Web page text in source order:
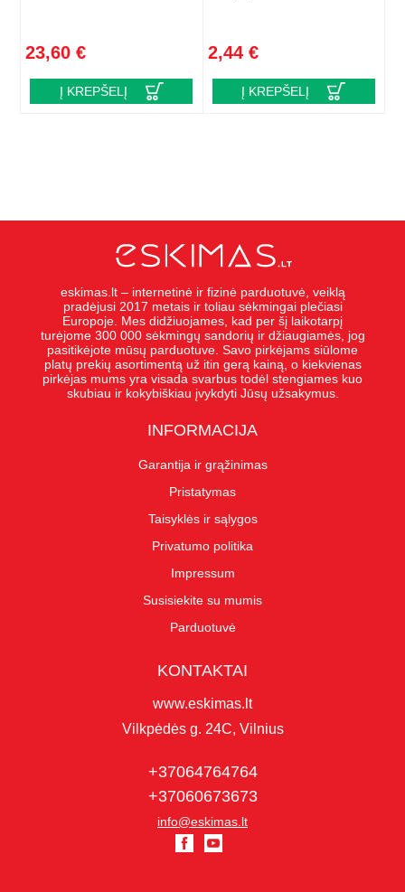
23,60 €
Į KREPŠELĮ
2,44 €
Į KREPŠELĮ
eskimas.lt – internetinė ir fizinė parduotuvė, veiklą
pradėjusi 2017 metais ir toliau sėkmingai plečiasi
Europoje. Mes didžiuojames, kad per šį laikotarpį
turėjome 300 000 sėkmingų sandorių ir džiaugiamės, jog
pasitikėjote mūsų parduotuve. Savo pirkėjams siūlome
platų prekių asortimentą už itin gerą kainą, o kiekvienas
pirkėjas mums yra visada svarbus todėl stengiames kuo
skubiau ir kokybiškiau įvykdyti Jūsų užsakymus.
INFORMACIJA
Garantija ir grąžinimas
Pristatymas
Taisyklės ir sąlygos
Privatumo politika
Impressum
Susisiekite su mumis
Parduotuvė
KONTAKTAI
www.eskimas.lt
Vilkpėdės g. 24C, Vilnius
+37064764764
+37060673673
info@eskimas.lt